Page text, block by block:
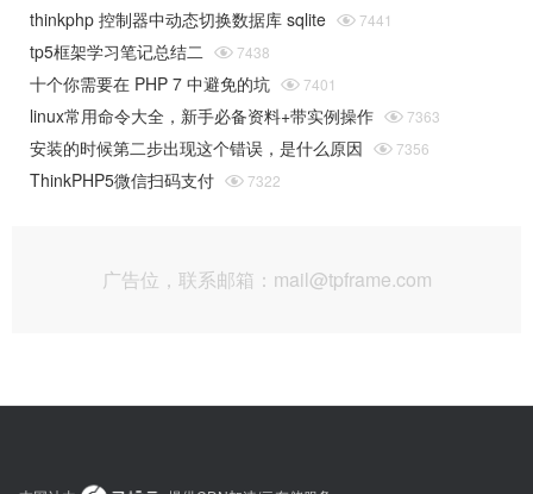
thinkphp 控制器中动态切换数据库 sqlite  7441
tp5框架学习笔记总结二  7438
十个你需要在 PHP 7 中避免的坑  7401
linux常用命令大全，新手必备资料+带实例操作  7363
安装的时候第二步出现这个错误，是什么原因  7356
ThinkPHP5微信扫码支付  7322
广告位，联系邮箱：mail@tpframe.com